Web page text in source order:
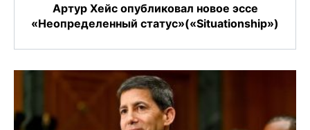
Артур Хейс опубликовал новое эссе
«Неопределенный статус»(«Situationship»)